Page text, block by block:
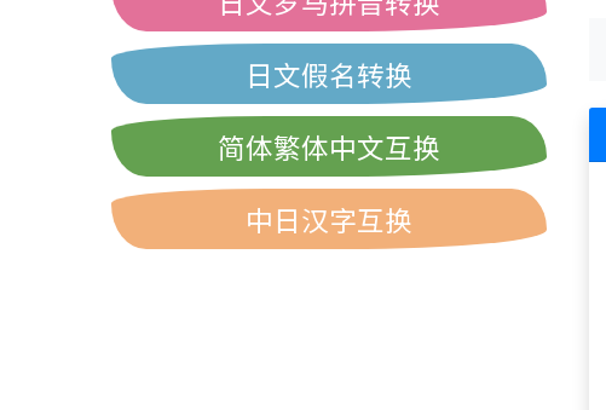
日文假名转换
简体繁体中文互换
中日汉字互换